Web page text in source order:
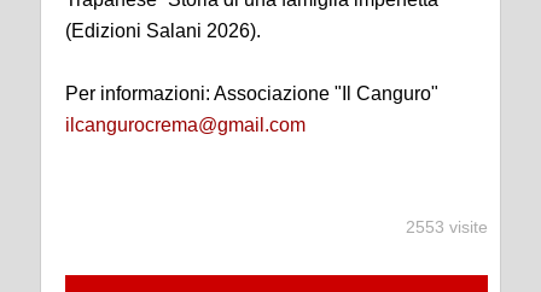
(Edizioni Salani 2026).
Per informazioni: Associazione "Il Canguro"
ilcangurocrema@gmail.com
2553 visite